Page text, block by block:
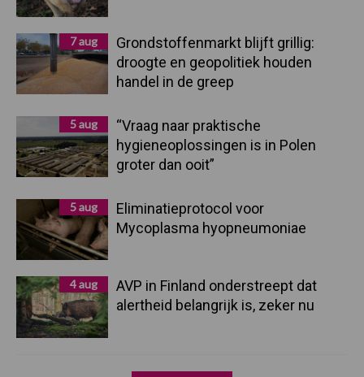
7 aug
Grondstoffenmarkt blijft grillig:
droogte en geopolitiek houden
handel in de greep
5 aug
“Vraag naar praktische
hygieneoplossingen is in Polen
groter dan ooit”
5 aug
Eliminatieprotocol voor
Mycoplasma hyopneumoniae
4 aug
AVP in Finland onderstreept dat
alertheid belangrijk is, zeker nu